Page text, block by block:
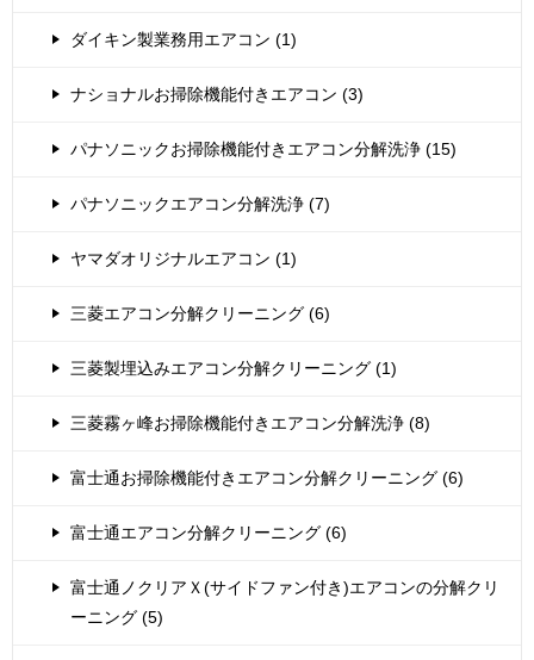
ダイキン製業務用エアコン (1)
ナショナルお掃除機能付きエアコン (3)
パナソニックお掃除機能付きエアコン分解洗浄 (15)
パナソニックエアコン分解洗浄 (7)
ヤマダオリジナルエアコン (1)
三菱エアコン分解クリーニング (6)
三菱製埋込みエアコン分解クリーニング (1)
三菱霧ヶ峰お掃除機能付きエアコン分解洗浄 (8)
富士通お掃除機能付きエアコン分解クリーニング (6)
富士通エアコン分解クリーニング (6)
富士通ノクリアＸ(サイドファン付き)エアコンの分解クリ
ーニング (5)